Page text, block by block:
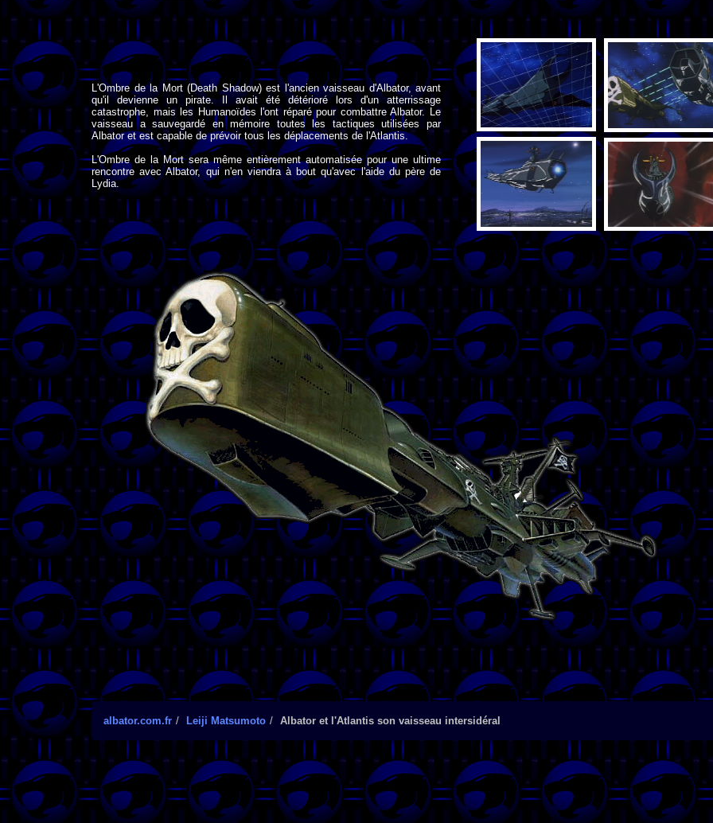
L'Ombre de la Mort (Death Shadow) est l'ancien vaisseau d'Albator, avant
qu'il devienne un pirate. Il avait été détérioré lors d'un atterrissage
catastrophe, mais les Humanoïdes l'ont réparé pour combattre Albator. Le
vaisseau a sauvegardé en mémoire toutes les tactiques utilisées par
Albator et est capable de prévoir tous les déplacements de l'Atlantis.
L'Ombre de la Mort sera même entièrement automatisée pour une ultime
rencontre avec Albator, qui n'en viendra à bout qu'avec l'aide du père de
Lydia.
albator.com.fr Leiji Matsumoto Albator et l'Atlantis son vaisseau intersidéral